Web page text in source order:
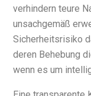
verhindern teure
unsachgemäß
Sicherheitsrisiko
deren Behebung
wenn es um